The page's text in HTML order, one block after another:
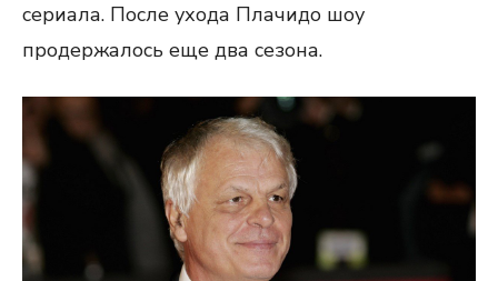
сериала. После ухода Плачидо шоу
продержалось еще два сезона.